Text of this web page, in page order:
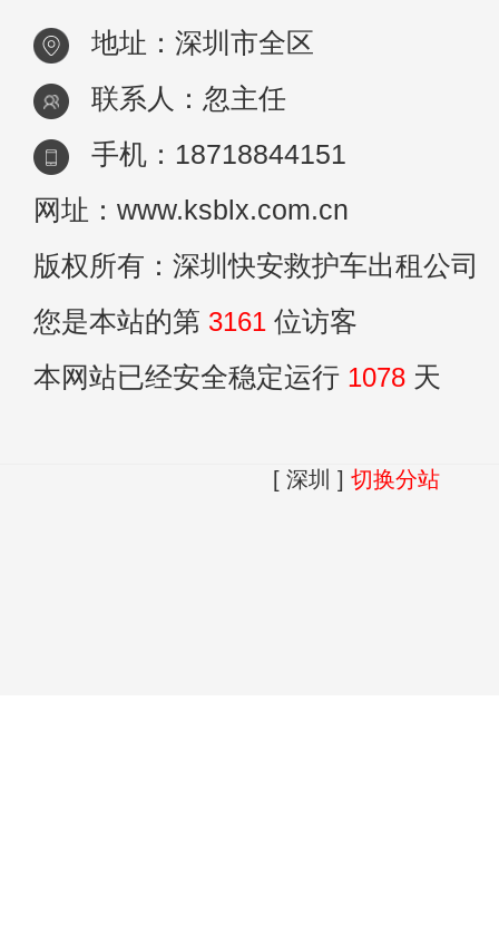
地址：深圳市全区
联系人：忽主任
手机：18718844151
网址：www.ksblx.com.cn
版权所有：深圳快安救护车出租公司
您是本站的第 3161 位访客
本网站已经安全稳定运行 1078 天
[ 深圳 ] 切换分站